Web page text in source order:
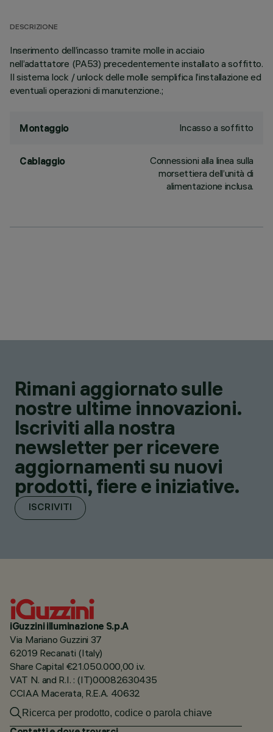
DESCRIZIONE
Inserimento dell’incasso tramite molle in acciaio
nell’adattatore (PA53) precedentemente installato a soffitto.
Il sistema lock / unlock delle molle semplifica l’installazione ed
eventuali operazioni di manutenzione.;
Montaggio Incasso a soffitto
Cablaggio
Connessioni alla linea sulla
morsettiera dell’unità di
alimentazione inclusa.
Rimani aggiornato sulle
nostre ultime innovazioni.
Iscriviti alla nostra
newsletter per ricevere
aggiornamenti su nuovi
prodotti, fiere e iniziative.
ISCRIVITI
iGuzzini illuminazione S.p.A
Via Mariano Guzzini 37
62019 Recanati (Italy)
Share Capital €21.050.000,00 i.v.
VAT N. and R.I. : (IT)00082630435
CCIAA Macerata, R.E.A. 40632